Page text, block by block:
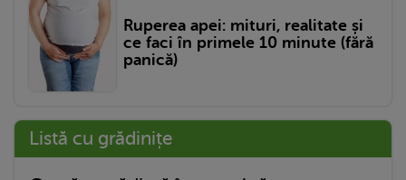
Ruperea apei: mituri, realitate și
ce faci în primele 10 minute (fără
panică)
Listă cu grădinițe